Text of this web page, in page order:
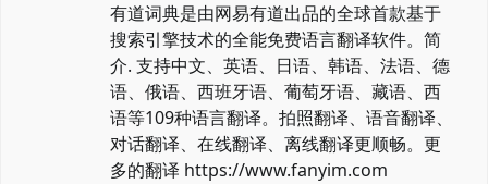
有道词典是由网易有道出品的全球首款基于
搜索引擎技术的全能免费语言翻译软件。简
介. 支持中文、英语、日语、韩语、法语、德
语、俄语、西班牙语、葡萄牙语、藏语、西
语等109种语言翻译。拍照翻译、语音翻译、
对话翻译、在线翻译、离线翻译更顺畅。更
多的翻译 https://www.fanyim.com